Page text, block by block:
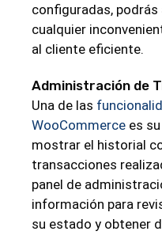
configuradas,
cualquier
al cliente eficiente.
Administración de
Una de las
WooCommerce es
mostrar el historial
transacciones
panel de
información para
su estado y obtener